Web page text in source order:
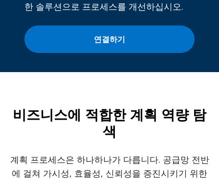
한 솔루션으로 프로세스를 개선하십시오.
연결하기
비즈니스에 적합한 계획 역량 탐
색
계획 프로세스은 하나하나가 다릅니다. 공급망 전반
에 걸쳐 가시성, 효율성, 신뢰성을 증진시키기 위한